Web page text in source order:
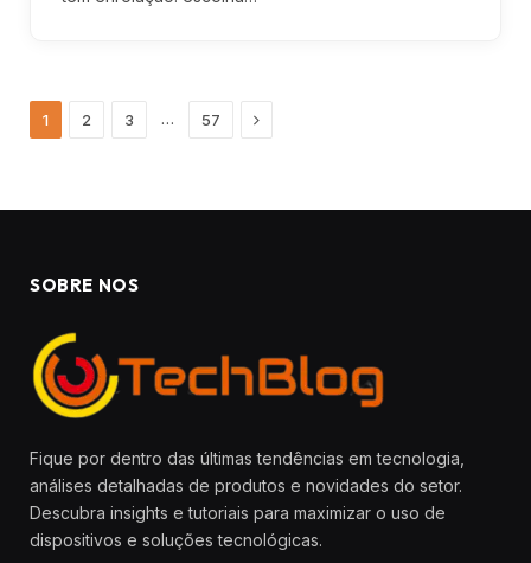
1 2 3 … 57 Next
SOBRE NOS
Fique por dentro das últimas tendências em tecnologia,
análises detalhadas de produtos e novidades do setor.
Descubra insights e tutoriais para maximizar o uso de
dispositivos e soluções tecnológicas.